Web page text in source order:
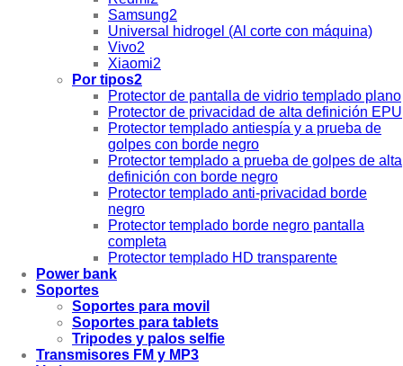
Samsung2
Universal hidrogel (Al corte con máquina)
Vivo2
Xiaomi2
Por tipos2
Protector de pantalla de vidrio templado plano
Protector de privacidad de alta definición EPU
Protector templado antiespía y a prueba de
golpes con borde negro
Protector templado a prueba de golpes de alta
definición con borde negro
Protector templado anti-privacidad borde
negro
Protector templado borde negro pantalla
completa
Protector templado HD transparente
Power bank
Soportes
Soportes para movil
Soportes para tablets
Tripodes y palos selfie
Transmisores FM y MP3